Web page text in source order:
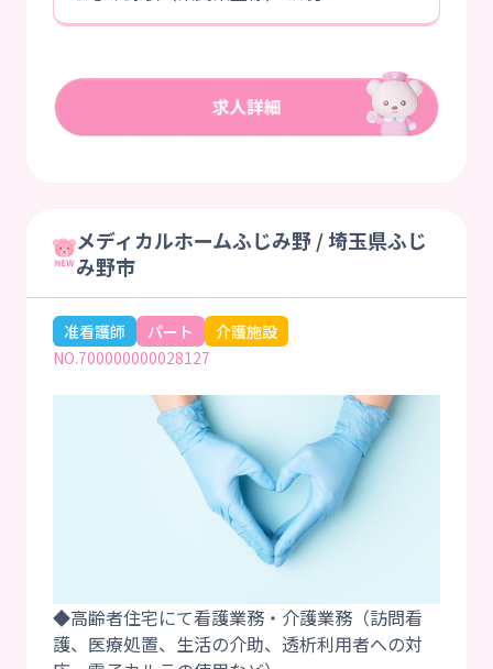
メディカルホームふじみ野 / 埼玉県ふじ
み野市
准看護師 パート
介護施設
NO.700000000028127
◆高齢者住宅にて看護業務・介護業務（訪問看
護、医療処置、生活の介助、透析利用者への対